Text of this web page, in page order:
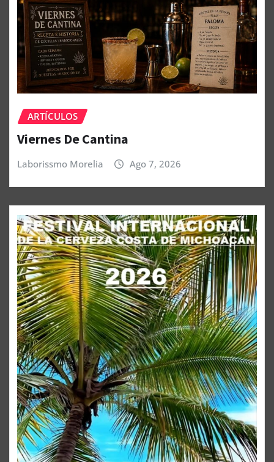
ARTÍCULOS
Viernes De Cantina
Laborissmo Morelia Ago 7, 2026